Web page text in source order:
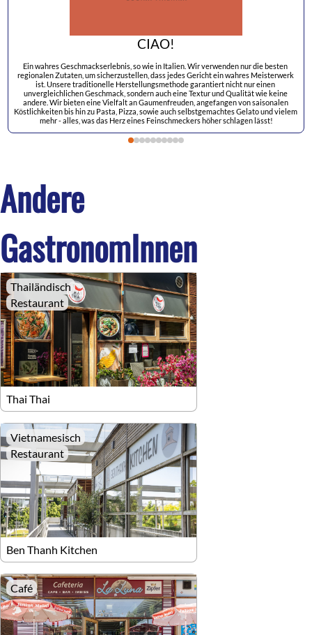
CIAO!
Ein wahres Geschmackserlebnis, so wie in Italien. Wir verwenden nur die besten
regionalen Zutaten, um sicherzustellen, dass jedes Gericht ein wahres Meisterwerk
ist. Unsere traditionelle Herstellungsmethode garantiert nicht nur einen
unvergleichlichen Geschmack, sondern auch eine Textur und Qualität wie keine
andere. Wir bieten eine Vielfalt an Gaumenfreuden, angefangen von saisonalen
Köstlichkeiten bis hin zu Pasta, Pizza, sowie auch selbstgemachtes Gelato und vielem
mehr - alles, was das Herz eines Feinschmeckers höher schlagen lässt!
Andere
GastronomInnen
Thailändisch
Restaurant
Thai Thai
Vietnamesisch
Restaurant
Ben Thanh Kitchen
Café